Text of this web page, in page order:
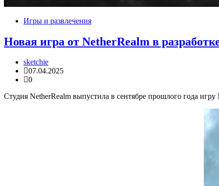
Игры и развлечения
Новая игра от NetherRealm в
sketchie
07.04.2025
0
Студия NetherRealm выпустила в сентябре прошлого года